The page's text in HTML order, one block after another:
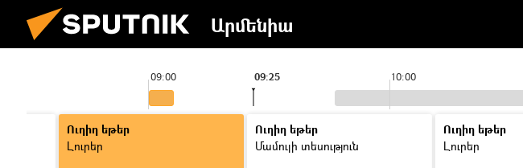
Արմենիա
09:00 10:00
09:25
Ուղիղ եթեր
Լուրեր
Ուղիղ եթեր
Մամուլի տեսություն
Ուղիղ եթեր
Լուրեր